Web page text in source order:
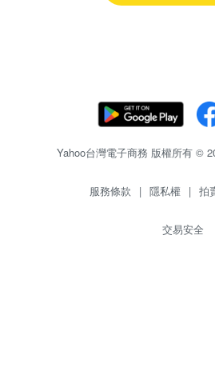
Yahoo台灣電子商務 版權所有 ©
服務條款 | 隱私權 | 拍
交易安全